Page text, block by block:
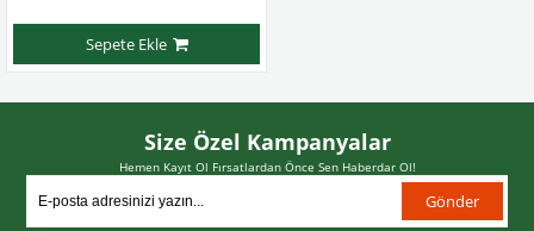
Sepete Ekle
Size Özel Kampanyalar
Hemen Kayıt Ol Fırsatlardan Önce Sen Haberdar Ol!
Gönder